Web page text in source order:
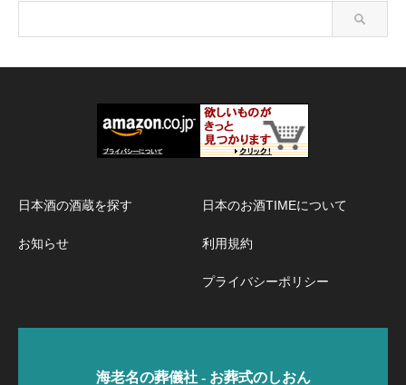
日本酒の酒蔵を探す
お知らせ
日本のお酒TIMEについて
利用規約
プライバシーポリシー
海老名の葬儀社 - お葬式のしおん